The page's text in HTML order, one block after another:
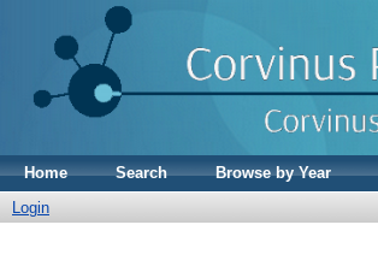
Home Search Browse by Year
Login